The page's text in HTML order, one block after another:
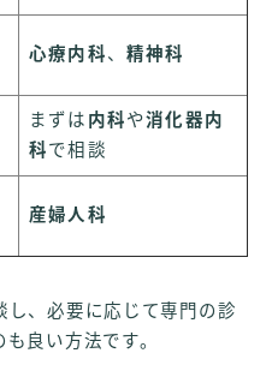
心療内科、精神科
まずは 内科や消化器内
科で相談
産婦人科
し、必要に応じて専門の診
良い方法です。